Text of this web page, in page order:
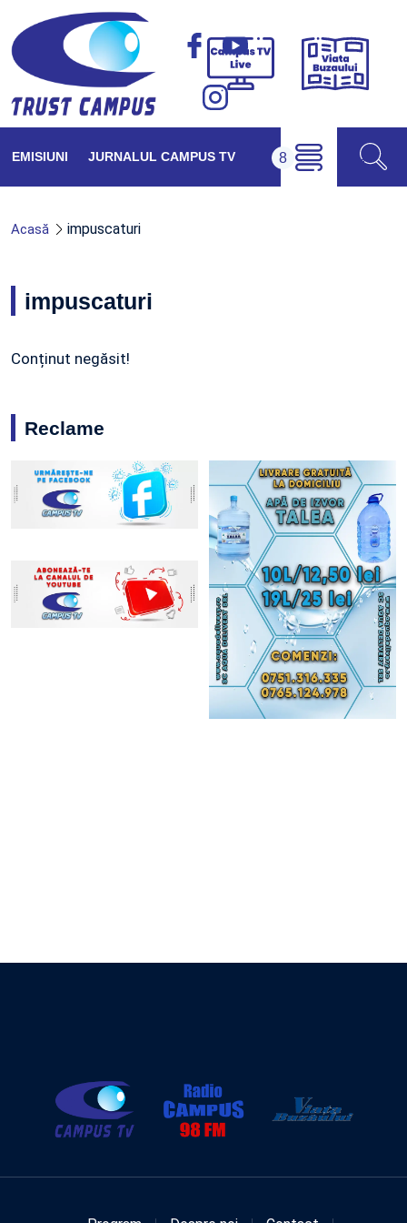
Campus
Viața
EMISIUNI JURNALUL CAMPUS TV
Acasă impuscaturi
impuscaturi
Conținut negăsit!
Reclame